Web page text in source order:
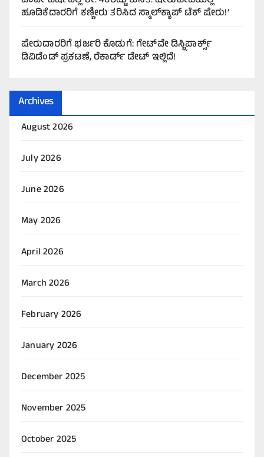
ಹೂಡಿಕೆದಾರರಿಗೆ ಕಣ್ಣೀರು ತರಿಸಿದ ಸ್ಮಾಲ್‌ಕ್ಯಾಪ್ ಟೆಕ್ ಷೇರು!’
ಷೇರುದಾರರಿಗೆ ಭರ್ಜರಿ ಕೊಡುಗೆ: ಗೇಟ್‌ವೇ ಡಿಸ್ಟ್ರಿಪಾರ್ಕ್ಸ್
ಡಿವಿಡೆಂಡ್ ಪ್ರಕಟಣೆ, ರೆಕಾರ್ಡ್ ಡೇಟ್ ಇಲ್ಲಿದೆ!
Archives
August 2026
July 2026
June 2026
May 2026
April 2026
March 2026
February 2026
January 2026
December 2025
November 2025
October 2025